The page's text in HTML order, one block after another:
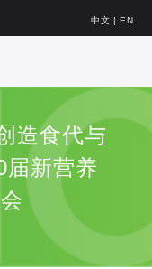
中文 | EN
造食代与
新营养